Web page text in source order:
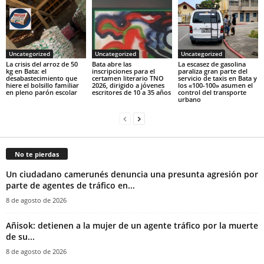
Uncategorized
‎La crisis del arroz de 50
kg en Bata: el
desabastecimiento que
hiere el bolsillo familiar
en pleno parón escolar
Uncategorized
Bata abre las
inscripciones para el
certamen literario TNO
2026, dirigido a jóvenes
escritores de 10 a 35 años
Uncategorized
La escasez de gasolina
paraliza gran parte del
servicio de taxis en Bata y
los «100-100» asumen el
control del transporte
urbano
No te pierdas
‎Un ciudadano camerunés denuncia una presunta agresión por
parte de agentes de tráfico en...
8 de agosto de 2026
Añisok: detienen a la mujer de un agente tráfico por la muerte
de su...
8 de agosto de 2026